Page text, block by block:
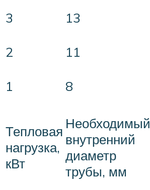
3
13
2
11
1
8
Тепловая
нагрузка,
кВт
Необходимый
внутренний
диаметр
трубы, мм